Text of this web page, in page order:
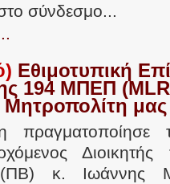
σύνδεσμο...
Εθιμοτυπική
194 ΜΠΕΠ
Μητροπολίτη
(ΠΒ) κ. Ιωάννης